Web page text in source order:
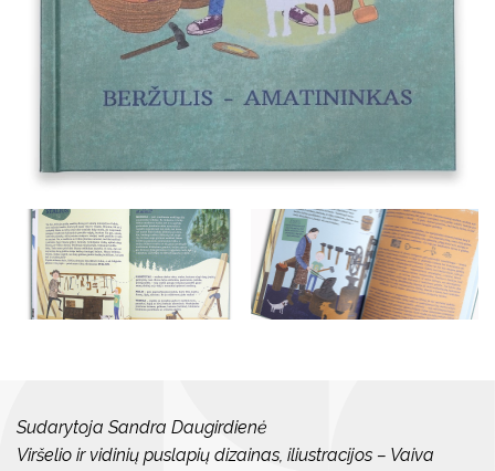
Sudarytoja Sandra Daugirdienė
Viršelio ir vidinių puslapių dizainas, iliustracijos – Vaiva